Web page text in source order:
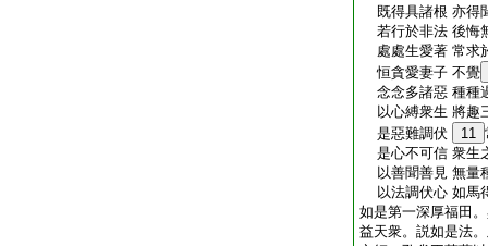
既得具諸根 亦得
若行於非法 後悔
處處生愛著 常求
恒貪愛妻子 不覺
念念多諸惡 種種
以心縛衆生 將趣
是惡難調伏
11
是心不可信 衆生
以善聞善見 無量
以法調伏心 如馬
如是第一深厚福田
益天衆。説如是法